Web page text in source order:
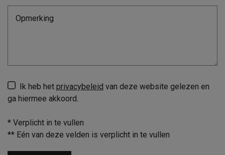
Ik heb het privacybeleid van deze website gelezen en
ga hiermee akkoord.
* Verplicht in te vullen
** Eén van deze velden is verplicht in te vullen